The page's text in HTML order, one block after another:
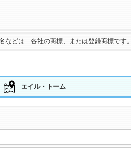
どは、各社の商標、または登録商標です。
エイル・トーム